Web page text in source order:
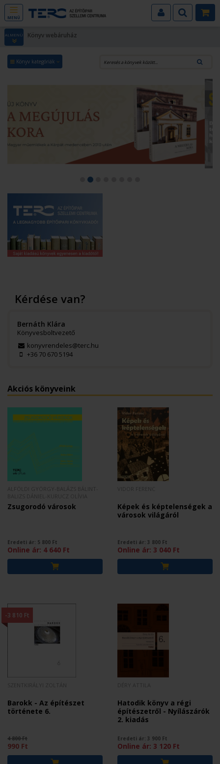
MENÜ
ALMENÜ Könyv webáruház
Könyv kategóriák
Kérdése van?
Bernáth Klára
Könyvesboltvezető
konyvrendeles@terc.hu
+36 70 670 5194
Akciós könyveink
Zsugorodó városok
Eredeti ár: 5 800 Ft
Online ár: 4 640 Ft
Képek és képtelenségek a
városok világáról
Eredeti ár: 3 800 Ft
Online ár: 3 040 Ft
-3 810 Ft
Barokk - Az építészet
története 6.
4 800 Ft
990 Ft
Hatodik könyv a régi
építészetről - Nyílászárók
2. kiadás
Eredeti ár: 3 900 Ft
Online ár: 3 120 Ft